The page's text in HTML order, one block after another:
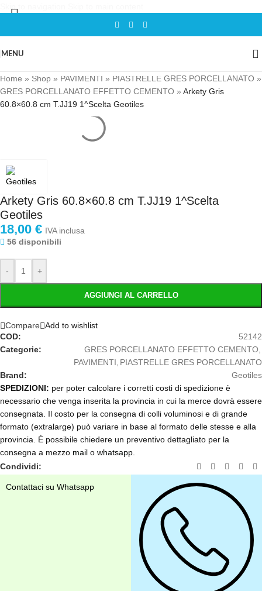
MENU
Home » Shop » PAVIMENTI » PIASTRELLE GRES PORCELLANATO »
GRES PORCELLANATO EFFETTO CEMENTO » Arkety Gris
60.8×60.8 cm T.JJ19 1^Scelta Geotiles
Arkety Gris 60.8×60.8 cm T.JJ19 1^Scelta
Geotiles
18,00 € IVA inclusa
56 disponibili
- +
AGGIUNGI AL CARRELLO
Compare Add to wishlist
COD:
52142
Categorie:
GRES PORCELLANATO EFFETTO CEMENTO
PAVIMENTI PIASTRELLE GRES PORCELLANATO
Brand:
Geotiles
SPEDIZIONI: per poter calcolare i corretti costi di spedizione è
necessario che venga inserita la provincia in cui la merce dovrà essere
consegnata. Il costo per la consegna di colli voluminosi e di grande
formato (extralarge) può variare in base al formato delle stesse e alla
provincia. È possibile chiedere un preventivo dettagliato per la
consegna a mezzo mail o whatsapp
Condividi:
Contattaci su Whatsapp